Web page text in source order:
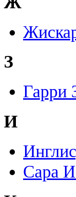
З
Гарри
И
Сара